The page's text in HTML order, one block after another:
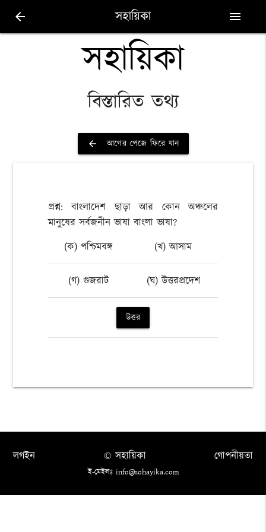
arrow_back সহায়িকা menu
সহায়িকা
বিস্তারিত তথ্য
arrow_back আগের পেজে ফিরে যান
প্রশ্ন: বাংলাদেশ ছাড়া আর কোন অঞ্চলের
মানুষের সর্বজনীন ভাষা বাংলা ভাষা?
(ক) পশ্চিমবঙ্গ
(খ) আসাম
(গ) গুজরাট (ঘ) উত্তরপ্রদেশ
উত্তর
লগইন গোপনীয়তা
© সহায়িকা
ই-মেইলঃ info@sohayika.com